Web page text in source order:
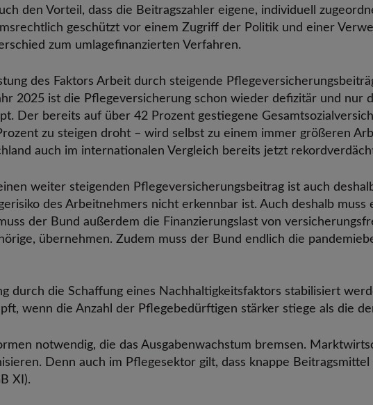
den Vorteil, dass die Beitragszahler eigene, individuell
geschützt vor einem Zugriff der Politik und einer
zum umlagefinanzierten Verfahren.
des Faktors Arbeit durch steigende
2025 ist die Pflegeversicherung schon wieder defizitär und nur
Der bereits auf über 42 Prozent gestiegene
zu steigen droht – wird selbst zu einem immer größeren
auch im internationalen Vergleich bereits jetzt
weiter steigenden Pflegeversicherungsbeitrag ist auch
des Arbeitnehmers nicht erkennbar ist. Auch deshalb muss
der Bund außerdem die Finanzierungslast von
übernehmen. Zudem muss der Bund endlich die
durch die Schaffung eines Nachhaltigkeitsfaktors stabilisiert
wenn die Anzahl der Pflegebedürftigen stärker stiege als die
notwendig, die das Ausgabenwachstum bremsen.
Denn auch im Pflegesektor gilt, dass knappe Beitragsmittel
XI).